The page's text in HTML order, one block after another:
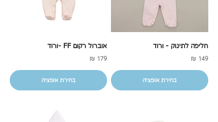
חליפה לתינוק - ורוד
מחיר מבצע
149 ₪
בחירת אופציה
אוברול רקום FF -ורוד
מחיר מבצע
179 ₪
בחירת אופציה